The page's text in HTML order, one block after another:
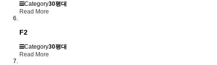
Category30평대
Read More
F2
Category30평대
Read More